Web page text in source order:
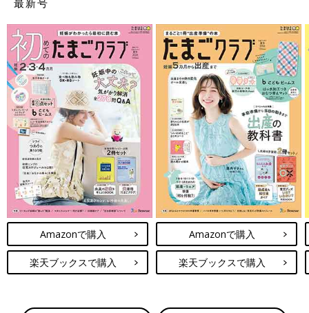
Amazonで購入
楽天ブックスで購入
Amazonで購入
楽天ブックスで購入